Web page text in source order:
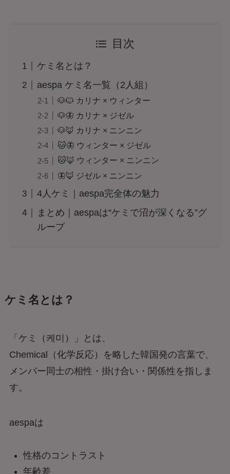
目次
ケミ名とは？
aespa ケミ名一覧（2人組）
🐶🐱 カリナ × ウィンター
🐶🦋 カリナ × ジゼル
🐶🦊 カリナ × ニンニン
🐱🦋 ウィンター × ジゼル
🐱🦊 ウィンター × ニンニン
🦋🦊 ジゼル × ニンニン
4人ケミ｜aespa完全体の魅力
まとめ｜aespaは“ケミで沼が深くなる”グ
ループ
ケミ名とは？
「ケミ（케미）」とは、
Chemical（化学反応）を略した韓国発の言葉で、
メンバー同士の相性・掛け合い・関係性を指しま
す。
aespaは
性格のコントラスト
年齢差